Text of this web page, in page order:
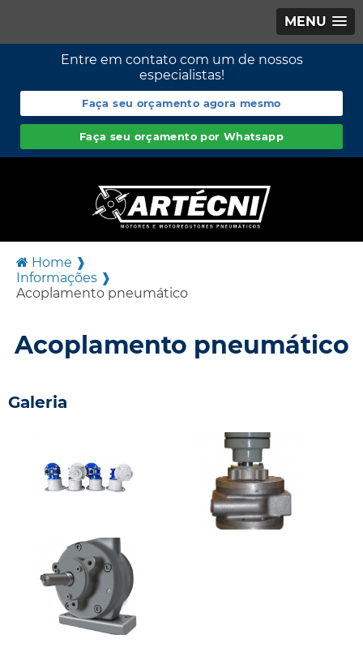
MENU
Entre em contato com um de nossos
especialistas!
Faça seu orçamento agora mesmo
Faça seu orçamento por Whatsapp
Home ❱
Informações ❱
Acoplamento pneumático
Acoplamento pneumático
Galeria